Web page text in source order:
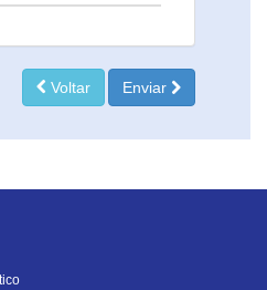
Voltar Enviar